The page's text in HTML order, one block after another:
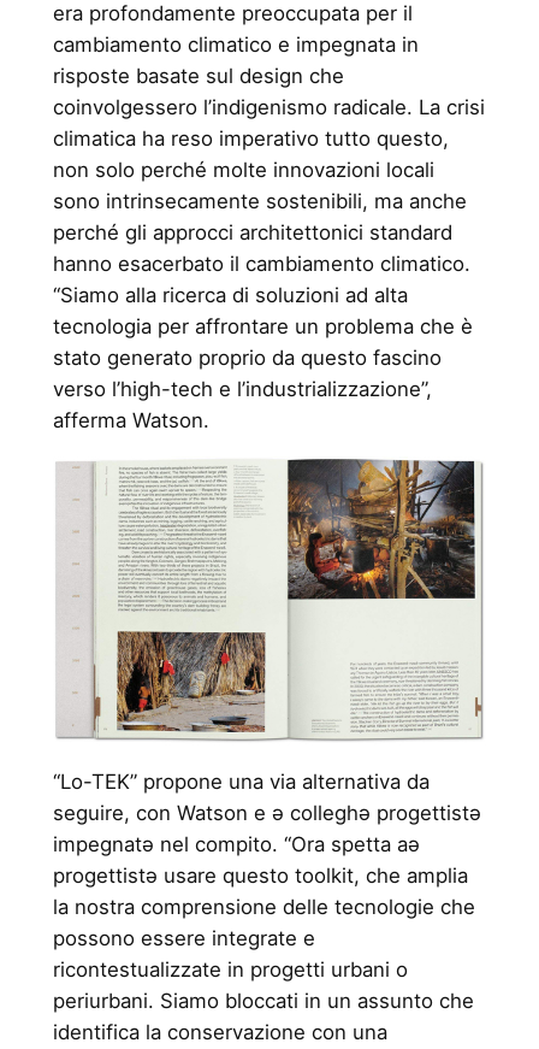
era profondamente preoccupata per il
cambiamento climatico e impegnata in
risposte basate sul design che
coinvolgessero l’indigenismo radicale. La crisi
climatica ha reso imperativo tutto questo,
non solo perché molte innovazioni locali
sono intrinsecamente sostenibili, ma anche
perché gli approcci architettonici standard
hanno esacerbato il cambiamento climatico.
“Siamo alla ricerca di soluzioni ad alta
tecnologia per affrontare un problema che è
stato generato proprio da questo fascino
verso l’high-tech e l’industrializzazione”,
afferma Watson.
“Lo-TEK” propone una via alternativa da
seguire, con Watson e ə colleghə progettistə
impegnatə nel compito. “Ora spetta aə
progettistə usare questo toolkit, che amplia
la nostra comprensione delle tecnologie che
possono essere integrate e
ricontestualizzate in progetti urbani o
periurbani. Siamo bloccati in un assunto che
identifica la conservazione con una